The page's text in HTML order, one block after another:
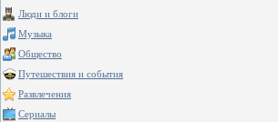
Люди и блоги
Музыка
Общество
Путешествия и события
Развлечения
Сериалы